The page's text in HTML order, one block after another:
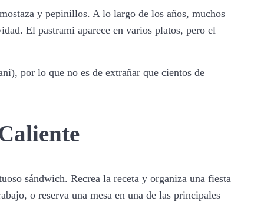
y pepinillos. A lo largo de los años, muchos
El pastrami aparece en varios platos, pero el
por lo que no es de extrañar que cientos de
sándwich. Recrea la receta y organiza una fiesta
o reserva una mesa en una de las principales